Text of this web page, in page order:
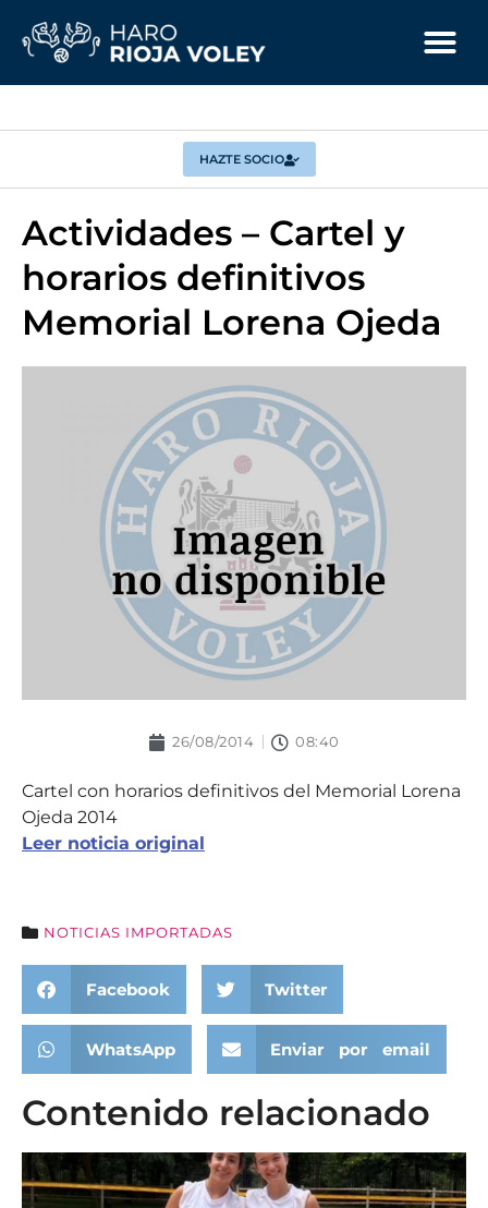
HAZTE SOCIO
Actividades – Cartel y
horarios definitivos
Memorial Lorena Ojeda
26/08/2014 08:40
Cartel con horarios definitivos del Memorial Lorena
Ojeda 2014
Leer noticia original
NOTICIAS IMPORTADAS
Facebook Twitter
WhatsApp Enviar por email
Contenido relacionado